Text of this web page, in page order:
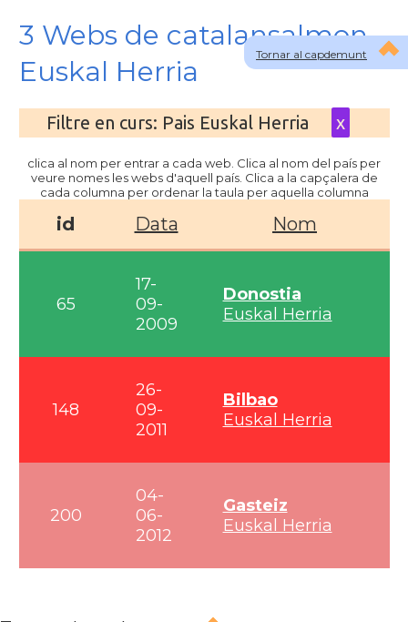
Tornar al capdemunt
3 Webs de catalansalmon
Euskal Herria
Filtre en curs: Pais Euskal Herria x
clica al nom per entrar a cada web. Clica al nom del país per
veure nomes les webs d'aquell país. Clica a la capçalera de
cada columna per ordenar la taula per aquella columna
id Data Nom
65
17-
09-
2009
Donostia
Euskal Herria
148
26-
09-
2011
Bilbao
Euskal Herria
200
04-
06-
2012
Gasteiz
Euskal Herria